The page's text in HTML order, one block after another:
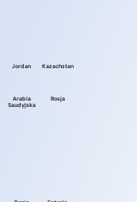
Jordan Kazachstan
Arabia
Saudyjska
Rosja